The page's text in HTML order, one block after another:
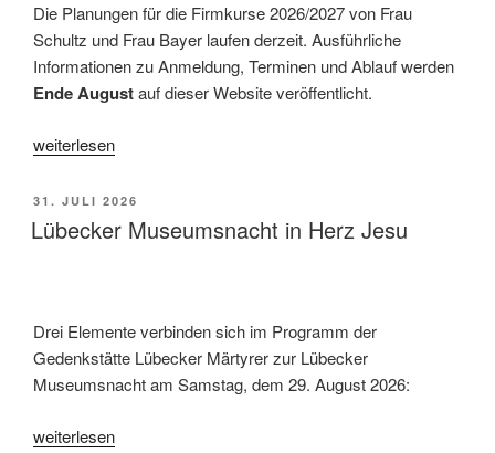
Die Planungen für die Firmkurse 2026/2027 von Frau
Schultz und Frau Bayer laufen derzeit. Ausführliche
Informationen zu Anmeldung, Terminen und Ablauf werden
Ende Augustauf dieser Website veröffentlicht.
„Firmkurse
das
Schuljahr
weiterlesen
VERÖFFENTLICHT
AM
31. JULI 2026
Lübecker Museumsnacht in Herz Jesu
Drei Elemente verbinden sich im Programm der
Gedenkstätte Lübecker Märtyrer zur Lübecker
Museumsnacht am Samstag, dem 29. August 2026:
„Lübecker
weiterlesen